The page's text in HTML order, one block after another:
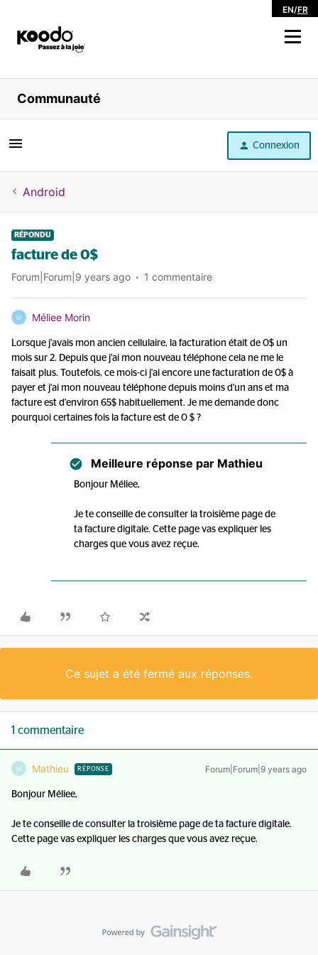
EN/FR
Magasiner
Libre service
Aide
Communauté
Connexion
Android
RÉPONDU
facture de 0$
Forum|Forum|9 years ago 1 commentaire
M Méliee Morin
Lorsque j'avais mon ancien cellulaire, la facturation était de 0$ un
mois sur 2. Depuis que j'ai mon nouveau téléphone cela ne me le
faisait plus. Toutefois, ce mois-ci j'ai encore une facturation de 0$ à
payer et j'ai mon nouveau téléphone depuis moins d'un ans et ma
facture est d'environ 65$ habituellement. Je me demande donc
pourquoi certaines fois la facture est de 0 $ ?
Meilleure réponse par Mathieu
Bonjour Méliee,
Je te conseille de consulter la troisième page de
ta facture digitale. Cette page vas expliquer les
charges que vous avez reçue.
Ce sujet a été fermé aux réponses.
1 commentaire
M Mathieu RÉPONSE Forum|Forum|9 years ago
Bonjour Méliee,
Je te conseille de consulter la troisième page de ta facture digitale.
Cette page vas expliquer les charges que vous avez reçue.